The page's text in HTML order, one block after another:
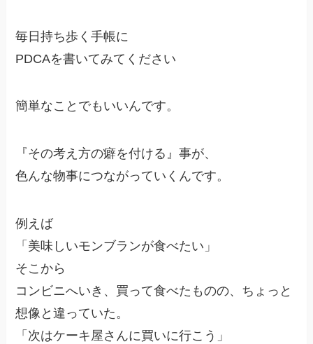
毎日持ち歩く手帳に
PDCAを書いてみてください
簡単なことでもいいんです。
『その考え方の癖を付ける』事が、
色んな物事につながっていくんです。
例えば
「美味しいモンブランが食べたい」
そこから
コンビニへいき、買って食べたものの、ちょっと
想像と違っていた。
「次はケーキ屋さんに買いに行こう」